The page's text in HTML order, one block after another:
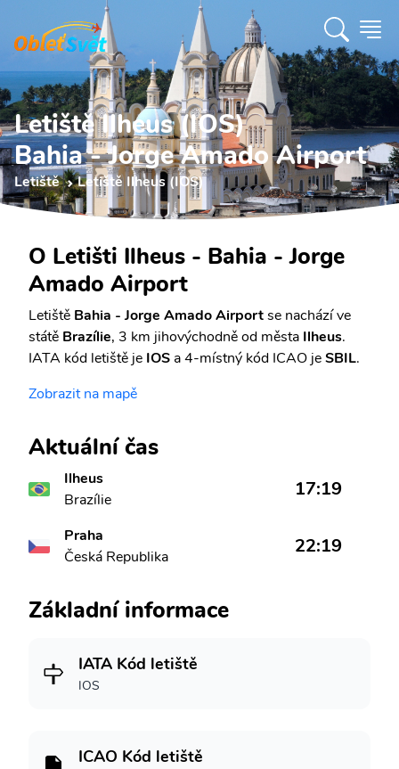
Letiště Ilheus (IOS)
Bahia - Jorge Amado Airport
Letiště Letiště Ilheus (IOS)
O Letišti Ilheus - Bahia - Jorge
Amado Airport
Letiště Bahia - Jorge Amado Airportse nachází ve
státě Brazílie, 3 km jihovýchodně od města Ilheus.
IATA kód letiště je IOS a 4-místný kód ICAO jeSBIL.
Zobrazit na mapě
Aktuální čas
Ilheus
Brazílie
17:19
Praha
Česká Republika
22:19
Základní informace
IATA Kód letiště
IOS
ICAO Kód letiště